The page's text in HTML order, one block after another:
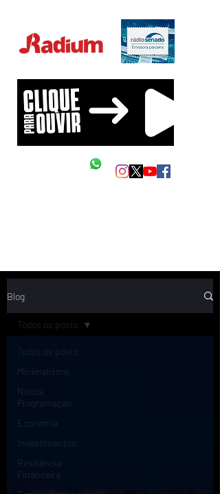
Blog
Todos os posts
Minimalismo
Nossa
Programação
Economia
Investimentos
Resiliência
Financeira
Todos os posts